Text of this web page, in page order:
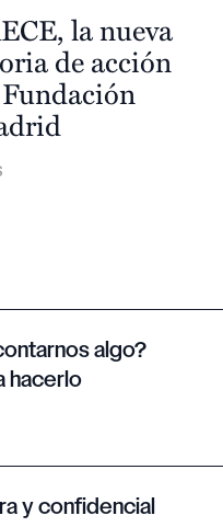
la nueva
de acción
algo?
hacerlo
y confidencial